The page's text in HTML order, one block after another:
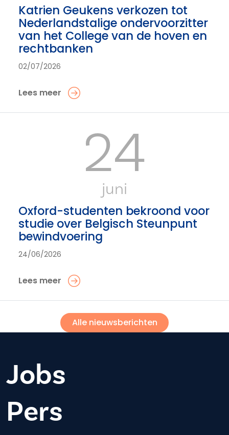
Katrien Geukens verkozen tot
Nederlandstalige ondervoorzitter
van het College van de hoven en
rechtbanken
02/07/2026
Lees meer
24
juni
Oxford-studenten bekroond voor
studie over Belgisch Steunpunt
bewindvoering
24/06/2026
Lees meer
Alle nieuwsberichten
Jobs
Pers